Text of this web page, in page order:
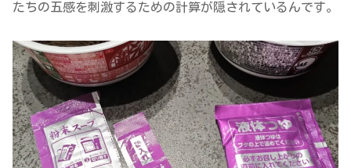
たちの五感を刺激するための計算が隠されているんです。